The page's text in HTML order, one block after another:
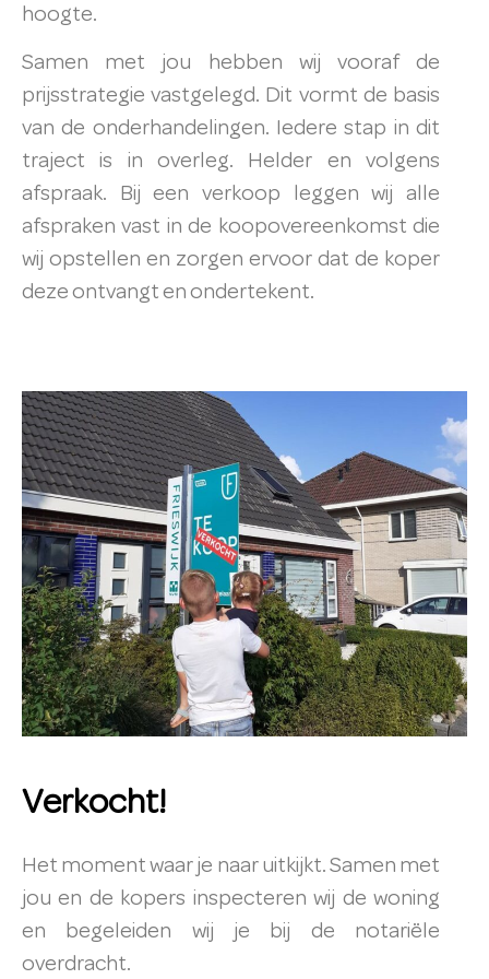
hoogte.
Samen met jou hebben wij vooraf de
prijsstrategie vastgelegd. Dit vormt de basis
van de onderhandelingen. Iedere stap in dit
traject is in overleg. Helder en volgens
afspraak. Bij een verkoop leggen wij alle
afspraken vast in de koopovereenkomst die
wij opstellen en zorgen ervoor dat de koper
deze ontvangt en ondertekent.
Verkocht!
Het moment waar je naar uitkijkt. Samen met
jou en de kopers inspecteren wij de woning
en begeleiden wij je bij de notariële
overdracht.